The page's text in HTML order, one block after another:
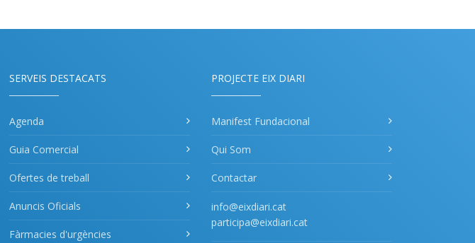
SERVEIS DESTACATS
Agenda
Guia Comercial
Ofertes de treball
Anuncis Oficials
Fàrmacies d'urgències
PROJECTE EIX DIARI
Manifest Fundacional
Qui Som
Contactar
info@eixdiari.cat
participa@eixdiari.cat